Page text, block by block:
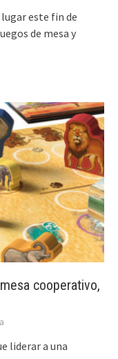
este fin de
de mesa y
cooperativo,
liderar a una